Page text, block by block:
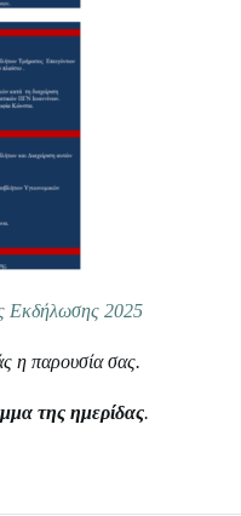
Εκδήλωσης 2025
η παρουσία σας.
της ημερίδας.